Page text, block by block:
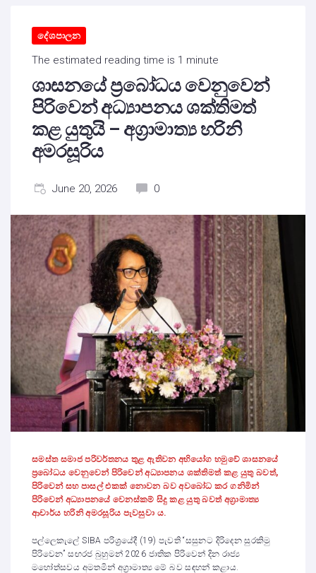
දේශපාලන
The estimated reading time is 1 minute
ශාසනයේ ප්‍රබෝධය වෙනුවෙන්
පිරිවෙන් අධ්‍යාපනය ශක්තිමත්
කළ යුතුයි – අග්‍රාමාත්‍ය හරිනි
අමරසූරිය
June 20, 2026 0
සමස්ත සමාජ පරිවර්තනය තුළ ඇතිවන අභියෝග හමුවේ ශාසනයේ
ප්‍රබෝධය වෙනුවෙන් පිරිවෙන් අධ්‍යාපනය ශක්තිමත් කළ යුතු බවත්,
පිරිවෙන් සහ පාසල් එකක් නොවන බව අවබෝධ කර ගනිමින්
පිරිවෙන් අධ්‍යාපනයේ වෙනස්කම් සිදු කළ යුතු බවත් අග්‍රාමාත්‍ය
ආචාර්ය හරිනි අමරසූරිය පැවසුවා ය.
පල්ලෙකැලේ SIBA පරිශ්‍රයේදී (19) පැවති “සසුනට දිරිදෙන සුරකිමු
පිරිවෙන” සඟරජ බුහුමන් 2026 ජාතික පිරිවෙන් දින රාජ්‍ය
මහෝත්සවය අමතමින් අග්‍රාමාත්‍ය මේ බව සඳහන් කළාය.